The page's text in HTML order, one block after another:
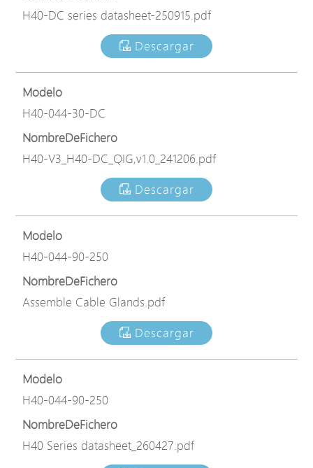
H40-DC series datasheet-250915.pdf
Descargar
Modelo
H40-044-30-DC
NombreDeFichero
H40-V3_H40-DC_QIG,v1.0_241206.pdf
Descargar
Modelo
H40-044-90-250
NombreDeFichero
Assemble Cable Glands.pdf
Descargar
Modelo
H40-044-90-250
NombreDeFichero
H40 Series datasheet_260427.pdf